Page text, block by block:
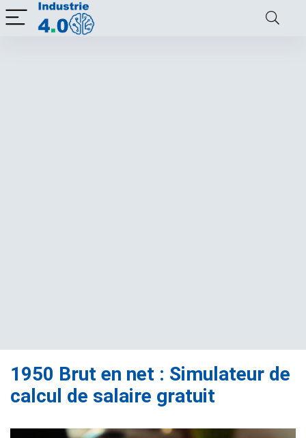
1950 Brut en net : Simulateur de
calcul de salaire gratuit